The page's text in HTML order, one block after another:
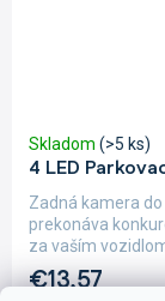
4 LED
Skladom (>5 ks)
€13,57
Zadná kamera
prekonáva
za vaším